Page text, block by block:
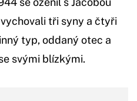
tři syny a čtyři
typ, oddaný otec a
svými blízkými.